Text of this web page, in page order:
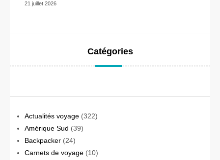
21 juillet 2026
Catégories
Actualités voyage (322)
Amérique Sud (39)
Backpacker (24)
Carnets de voyage (10)